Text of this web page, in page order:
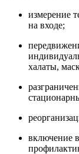
измерение
на входе;
халаты,
включение